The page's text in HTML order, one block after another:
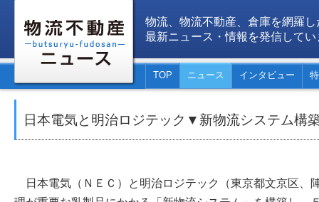
物流、物流不動産、倉庫を網羅し
最新ニュース・情報を発信してい
TOP ニュース インタビュー
日本電気と明治ロジテック▼新物流システム構
日本電気（ＮＥＣ）と明治ロジテック（東京都文京区、